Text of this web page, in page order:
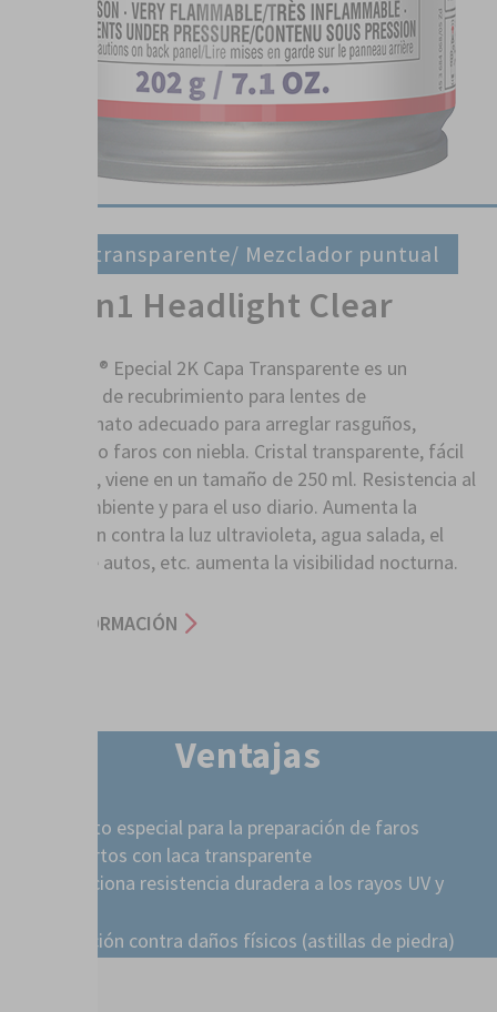
Capa transparente/ Mezclador puntual
2K 2in1 Headlight Clear
SprayMax® Epecial 2K Capa Transparente es un
protector de recubrimiento para lentes de
policarbonato adecuado para arreglar rasguños,
amarillez o faros con niebla. Cristal transparente, fácil
de aplicar, viene en un tamaño de 250 ml. Resistencia al
medio ambiente y para el uso diario. Aumenta la
protección contra la luz ultravioleta, agua salada, el
lavado de autos, etc. aumenta la visibilidad nocturna.
MÁS INFORMACIÓN
Ventajas
Producto especial para la preparación de faros
recubiertos con laca transparente
Proporciona resistencia duradera a los rayos UV y
Protección contra daños físicos (astillas de piedra)